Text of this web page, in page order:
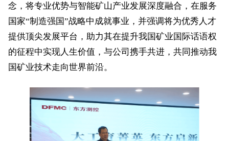
念，将专业优势与智能矿山产业发展深度融合，在服务
国家“制造强国”战略中成就事业，并强调将为优秀人才
提供顶尖发展平台，助力其在提升我国矿业国际话语权
的征程中实现人生价值，与公司携手共进，共同推动我
国矿业技术走向世界前沿。